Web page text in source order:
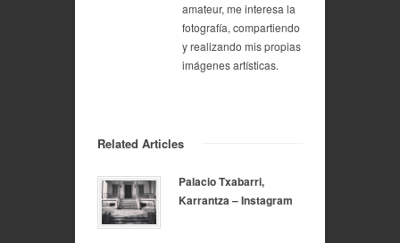
amateur, me interesa la
fotografía, compartiendo
y realizando mis propias
imágenes artísticas.
Related Articles
Palacio Txabarri,
Karrantza – Instagram